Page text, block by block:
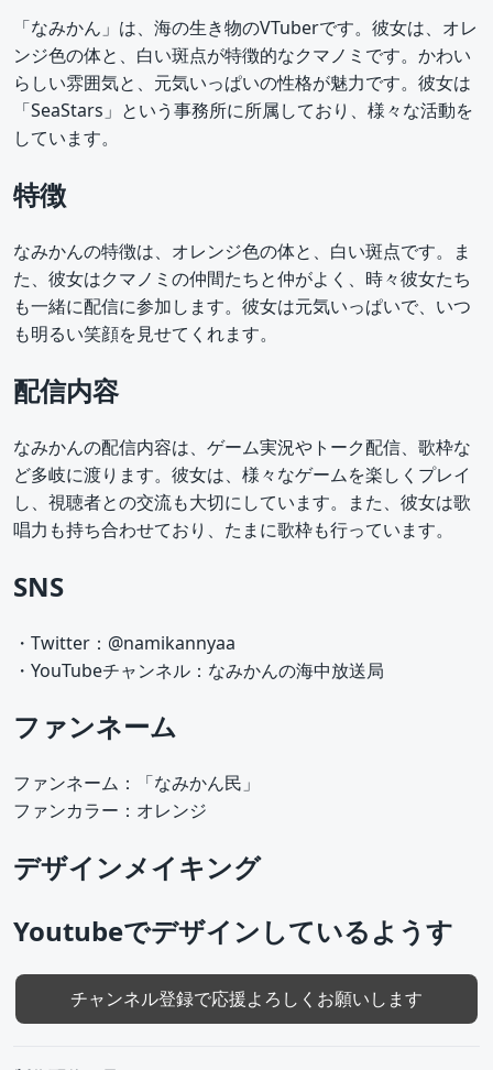
「なみかん」は、海の生き物のVTuberです。彼女は、オレ
ンジ色の体と、白い斑点が特徴的なクマノミです。かわい
らしい雰囲気と、元気いっぱいの性格が魅力です。彼女は
「SeaStars」という事務所に所属しており、様々な活動を
しています。
特徴
なみかんの特徴は、オレンジ色の体と、白い斑点です。ま
た、彼女はクマノミの仲間たちと仲がよく、時々彼女たち
も一緒に配信に参加します。彼女は元気いっぱいで、いつ
も明るい笑顔を見せてくれます。
配信内容
なみかんの配信内容は、ゲーム実況やトーク配信、歌枠な
ど多岐に渡ります。彼女は、様々なゲームを楽しくプレイ
し、視聴者との交流も大切にしています。また、彼女は歌
唱力も持ち合わせており、たまに歌枠も行っています。
SNS
・Twitter：@namikannyaa
・YouTubeチャンネル：なみかんの海中放送局
ファンネーム
ファンネーム：「なみかん民」
ファンカラー：オレンジ
デザインメイキング
Youtubeでデザインしているようす
チャンネル登録で応援よろしくお願いします